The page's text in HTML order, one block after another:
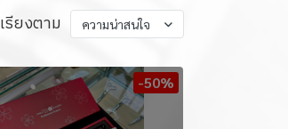
เรียงตาม ความน่าสนใจ
-50%